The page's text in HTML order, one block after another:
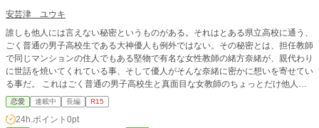
安芸津 ユウキ
誰しも他人には言えない秘密というものがある。それはとある県立高校に通う、
ごく普通の男子高校生である大神優人も例外ではない。その秘密とは、担任教師
で同じマンションの住人でもある堅物で有名な女性教師の緒方奈緒が、親代わり
に世話を焼いてくれている事、そして優人がそんな奈緒に密かに想いを寄せてい
る事だ。 これはごく普通の男子高校生と真面目な女教師のちょっとだけ他人に
は言いづらい日常の物語である。
恋愛 連載中 長編 R15
24h.ポイント 0pt